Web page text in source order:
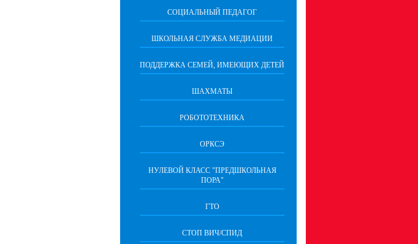
СОЦИАЛЬНЫЙ ПЕДАГОГ
ШКОЛЬНАЯ СЛУЖБА МЕДИАЦИИ
ПОДДЕРЖКА СЕМЕЙ, ИМЕЮЩИХ ДЕТЕЙ
ШАХМАТЫ
РОБОТОТЕХНИКА
ОРКСЭ
НУЛЕВОЙ КЛАСС "ПРЕДШКОЛЬНАЯ
ПОРА"
ГТО
СТОП ВИЧ/СПИД